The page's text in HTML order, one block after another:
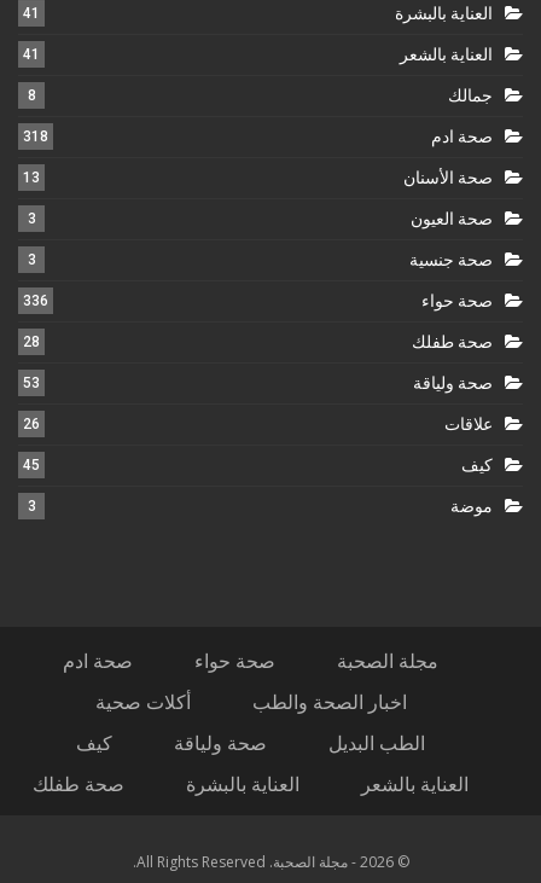
العناية بالبشرة 41
العناية بالشعر 41
جمالك 8
صحة ادم 318
صحة الأسنان 13
صحة العيون 3
صحة جنسية 3
صحة حواء 336
صحة طفلك 28
صحة ولياقة 53
علاقات 26
كيف 45
موضة 3
مجلة الصحبة صحة حواء
صحة ادم
اخبار الصحة والطب
أكلات صحية
الطب البديل
صحة ولياقة
كيف
العناية بالشعر
العناية بالبشرة صحة طفلك
© 2026 - مجلة الصحبة. All Rights Reserved.